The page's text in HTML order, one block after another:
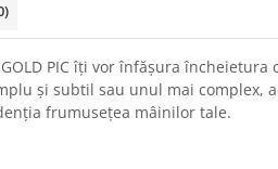
PIC îți vor înfășura încheietura
și subtil sau unul mai complex,
frumusețea mâinilor tale.